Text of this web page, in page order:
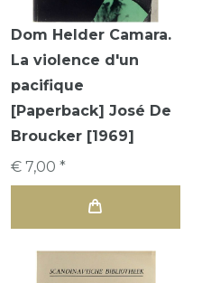
Dom Helder Camara.
La violence d'un
pacifique
[Paperback] José De
Broucker [1969]
€ 7,00 *